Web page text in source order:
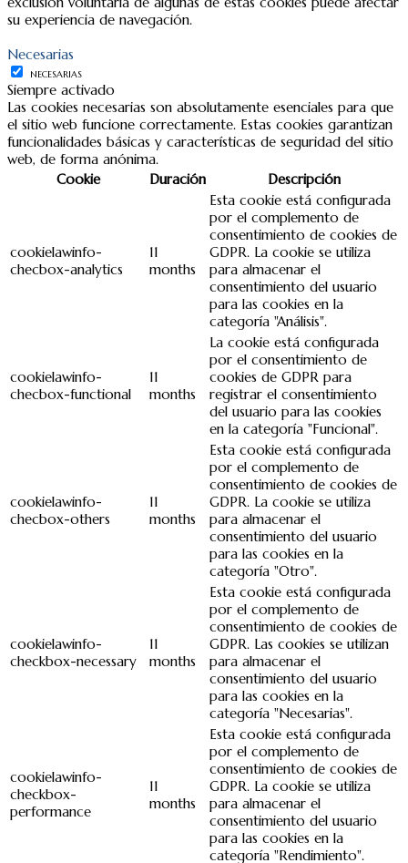
su experiencia de navegación.
Necesarias
NECESARIAS
Siempre activado
Las cookies necesarias son absolutamente esenciales para que
el sitio web funcione correctamente. Estas cookies garantizan
funcionalidades básicas y características de seguridad del sitio
web, de forma anónima.
Cookie
Duración Descripción
cookielawinfo-
checbox-analytics
11
months
Esta cookie está configurada
por el complemento de
consentimiento de cookies de
GDPR. La cookie se utiliza
para almacenar el
consentimiento del usuario
para las cookies en la
categoría "Análisis".
cookielawinfo-
checbox-functional
11
months
La cookie está configurada
por el consentimiento de
cookies de GDPR para
registrar el consentimiento
del usuario para las cookies
en la categoría "Funcional".
cookielawinfo-
checbox-others
11
months
Esta cookie está configurada
por el complemento de
consentimiento de cookies de
GDPR. La cookie se utiliza
para almacenar el
consentimiento del usuario
para las cookies en la
categoría "Otro".
cookielawinfo-
checkbox-necessary
11
months
Esta cookie está configurada
por el complemento de
consentimiento de cookies de
GDPR. Las cookies se utilizan
para almacenar el
consentimiento del usuario
para las cookies en la
categoría "Necesarias".
cookielawinfo-
checkbox-
performance
11
months
Esta cookie está configurada
por el complemento de
consentimiento de cookies de
GDPR. La cookie se utiliza
para almacenar el
consentimiento del usuario
para las cookies en la
categoría "Rendimiento".